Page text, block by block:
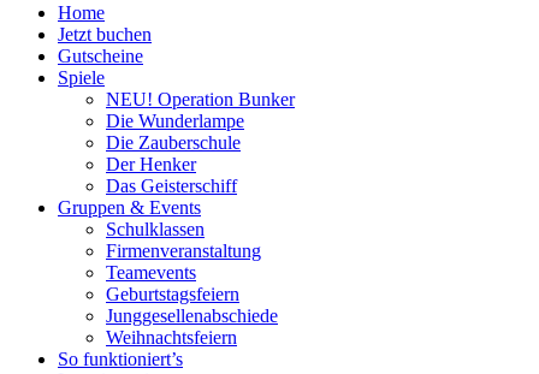
Home
Jetzt buchen
Gutscheine
Spiele
NEU! Operation Bunker
Die Wunderlampe
Die Zauberschule
Der Henker
Das Geisterschiff
Gruppen & Events
Schulklassen
Firmenveranstaltung
Teamevents
Geburtstagsfeiern
Junggesellenabschiede
Weihnachtsfeiern
So funktioniert’s